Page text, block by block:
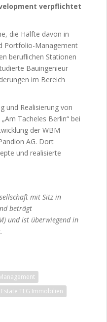
verpflichtet
die Hälfte davon in
Portfolio-Management
beruflichen Stationen
Bauingenieur
im Bereich
und Realisierung von
Tacheles Berlin“ bei
der WBM
AG. Dort
und realisierte
mit Sitz in
beträgt
und ist überwiegend in
Estate TLG Immobilien